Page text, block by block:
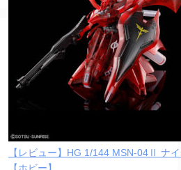
【レビュー】HG 1/144 MSN-04Ⅱ ナ